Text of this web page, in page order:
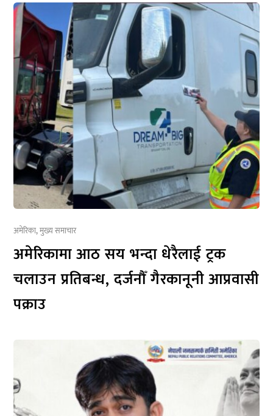
अमेरिका,मुख्य समाचार
अमेरिकामा आठ सय भन्दा धेरैलाई ट्रक
चलाउन प्रतिबन्ध, दर्जनौँ गैरकानूनी आप्रवासी
पक्राउ